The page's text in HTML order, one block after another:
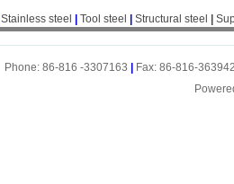
Stainless steel Tool steel Structural steel
Phone: 86-816 -3307163
Fax: 86-816-